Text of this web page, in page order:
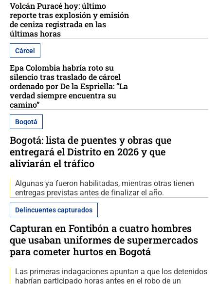
Volcán Puracé hoy: último
reporte tras explosión y emisión
de ceniza registrada en las
últimas horas
Cárcel
Epa Colombia habría roto su
silencio tras traslado de cárcel
ordenado por De la Espriella: “La
verdad siempre encuentra su
camino”
Bogotá
Bogotá: lista de puentes y obras que
entregará el Distrito en 2026 y que
aliviarán el tráfico
Algunas ya fueron habilitadas, mientras otras tienen
entregas previstas antes de finalizar el año.
Delincuentes capturados
Capturan en Fontibón a cuatro hombres
que usaban uniformes de supermercados
para cometer hurtos en Bogotá
Las primeras indagaciones apuntan a que los detenidos
habrían participado horas antes en el robo de un